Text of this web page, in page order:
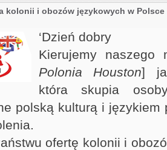
kolonii i obozów językowych w Polsce
‘Dzień dobry
Kierujemy
Polonia Houston]
która skupia
polską kulturą i
ofertę kolonii i